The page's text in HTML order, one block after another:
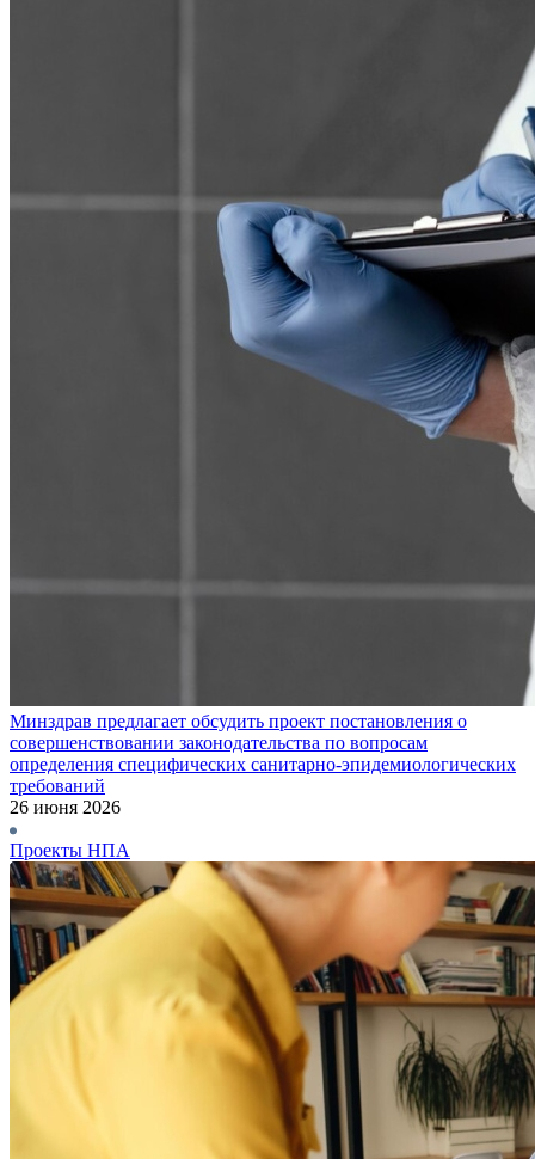
Минздрав предлагает обсудить проект постановления о
совершенствовании законодательства по вопросам
определения специфических санитарно-эпидемиологических
требований
26 июня 2026
Проекты НПА